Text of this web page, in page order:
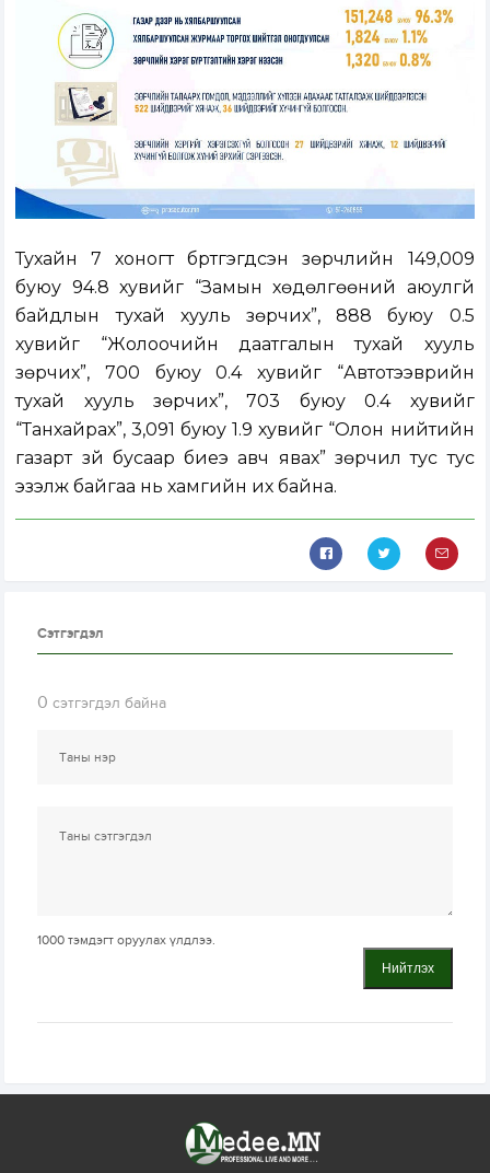
Тухайн 7 хоногт бүртгэгдсэн зөрчлийн 149,009
буюу 94.8 хувийг “Замын хөдөлгөөний аюулгүй
байдлын тухай хууль зөрчих”, 888 буюу 0.5
хувийг “Жолоочийн даатгалын тухай хууль
зөрчих”, 700 буюу 0.4 хувийг “Автотээврийн
тухай хууль зөрчих”, 703 буюу 0.4 хувийг
“Танхайрах”, 3,091 буюу 1.9 хувийг “Олон нийтийн
газарт зүй бусаар биеэ авч явах” зөрчил тус тус
эзэлж байгаа нь хамгийн их байна.
Сэтгэгдэл
0 сэтгэгдэл байна
1000 тэмдэгт оруулах үлдлээ.
Нийтлэх